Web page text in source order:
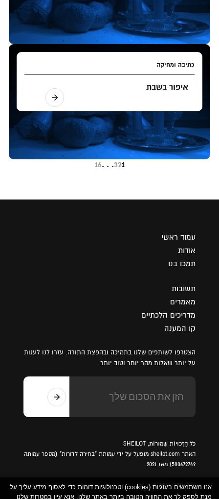
כתיבה ומחיקה
איפור בשבת
1
2
3
. . .
16
עמוד ראשי
אודות
תמכו בנו
תשובות
מאמרים
מדריכים הלכתיים
קו המענה
הצטרפו לשותפים שלנו בתמיכה ובהפצת התורה. עזרו לנו לענות
על יותר שאלות מהר יותר וטוב יותר.
כֹּל הַזְכוּיוֹת שְׁמוּרוֹת, SHEILOT
האתר sheilot.com מופעל על ידי עמותת "בחירה לדורות" (מספר עמותה
580672749) מאז 2021
sheilot.com 2026
אנו משתמשים בעוגיות (cookies) וטכנולוגיות דומות כדי לאסוף מידע עליך על
מנת לספק לך את החוויה הטובה ביותר באתר שלנו. אנא עיין במטרות שלנו